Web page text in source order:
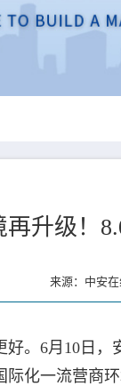
升级！
来源：中安
好。6月10日
化一流营商